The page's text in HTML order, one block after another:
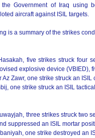
Government of Iraq using
aircraft against ISIL targets.
is a summary of the strikes
five strikes struck four
explosive device (VBIED),
Az Zawr, one strike struck an
one strike struck an ISIL
three strikes struck two
suppressed an ISIL mortar
one strike destroyed an